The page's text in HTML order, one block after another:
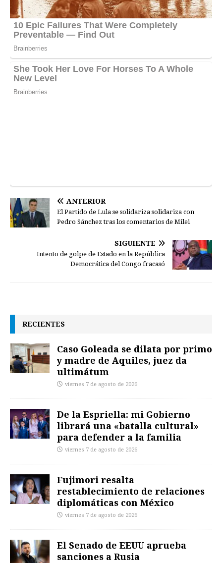
ANTERIOR
El Partido de Lula se solidariza solidariza con
Pedro Sánchez tras los comentarios de Milei
SIGUIENTE
Intento de golpe de Estado en la República
Democrática del Congo fracasó
RECIENTES
Caso Goleada se dilata por primo
y madre de Aquiles, juez da
ultimátum
viernes 7 de agosto de 2026
De la Espriella: mi Gobierno
librará una «batalla cultural»
para defender a la familia
viernes 7 de agosto de 2026
Fujimori resalta
restablecimiento de relaciones
diplomáticas con México
viernes 7 de agosto de 2026
El Senado de EEUU aprueba
sanciones a Rusia